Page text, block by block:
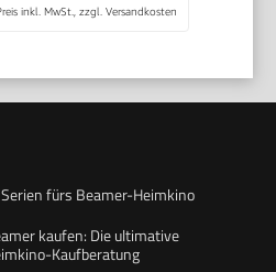
inkl. MwSt., zzgl. Versandkosten
fürs Beamer-Heimkino
kaufen: Die ultimative
Kaufberatung